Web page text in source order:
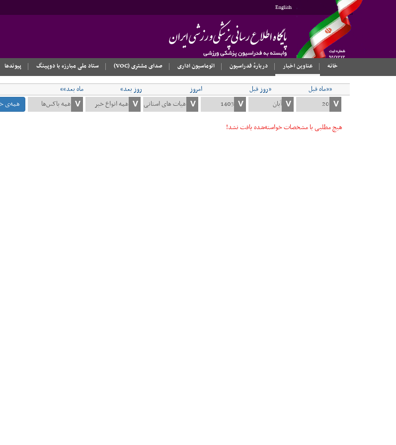
English
خانه
عناوین اخبار دربارهٔ فدراسیون اتوماسیون اداری صدای مشتری (VOC) ستاد ملی مبارزه با دوپینگ پیوندها
««ماه قبل «روز قبل امروز روز بعد»
ماه بعد»»
همه‌ی
هیچ مطلبی با مشخصات خواسته‌شده یافت نشد!